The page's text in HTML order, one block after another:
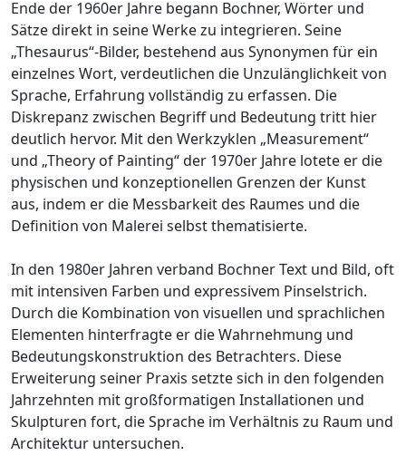
Ende der 1960er Jahre begann Bochner, Wörter und
Sätze direkt in seine Werke zu integrieren. Seine
„Thesaurus“-Bilder, bestehend aus Synonymen für ein
einzelnes Wort, verdeutlichen die Unzulänglichkeit von
Sprache, Erfahrung vollständig zu erfassen. Die
Diskrepanz zwischen Begriff und Bedeutung tritt hier
deutlich hervor. Mit den Werkzyklen „Measurement“
und „Theory of Painting“ der 1970er Jahre lotete er die
physischen und konzeptionellen Grenzen der Kunst
aus, indem er die Messbarkeit des Raumes und die
Definition von Malerei selbst thematisierte.
In den 1980er Jahren verband Bochner Text und Bild, oft
mit intensiven Farben und expressivem Pinselstrich.
Durch die Kombination von visuellen und sprachlichen
Elementen hinterfragte er die Wahrnehmung und
Bedeutungskonstruktion des Betrachters. Diese
Erweiterung seiner Praxis setzte sich in den folgenden
Jahrzehnten mit großformatigen Installationen und
Skulpturen fort, die Sprache im Verhältnis zu Raum und
Architektur untersuchen.